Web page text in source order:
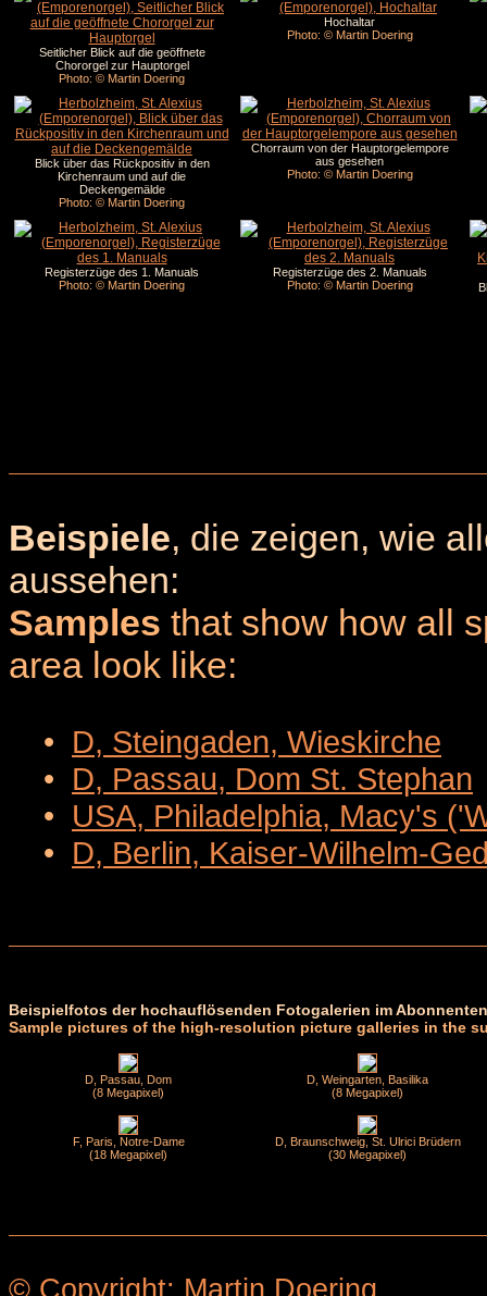
Seitlicher Blick auf die geöffnete
Chororgel zur Hauptorgel
Photo: © Martin Doering
Hochaltar
Photo: © Martin Doering
Blick über das Rückpositiv in den
Kirchenraum und auf die
Deckengemälde
Photo: © Martin Doering
Chorraum von der Hauptorgelempore
aus gesehen
Photo: © Martin Doering
Registerzüge des 1. Manuals
Photo: © Martin Doering
Registerzüge des 2. Manuals
Photo: © Martin Doering
Beispiele, die zeigen, wie
aussehen:
Samples that show how all
area look like:
• D, Steingaden, Wieskirche
• D, Passau, Dom St. Stephan
• USA, Philadelphia, Macy's
• D, Berlin, Kaiser-Wilhelm-
Beispielfotos der hochauflösenden Fotogalerien im
Sample pictures of the high-resolution picture galleries in the
D, Passau, Dom
(8 Megapixel)
D, Weingarten, Basilika
(8 Megapixel)
F, Paris, Notre-Dame
(18 Megapixel)
D, Braunschweig, St. Ulrici Brüdern
(30 Megapixel)
© Copyright: Martin Doering